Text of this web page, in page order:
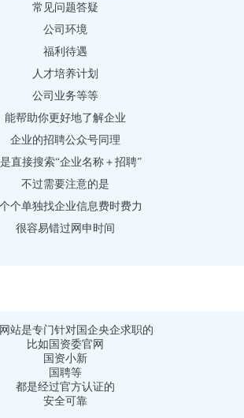
常见问题答疑
公司环境
福利待遇
人才培养计划
公司业务等等
能帮助你更好地了解企业
企业的招聘公众号同理
直接搜索“企业名称＋招聘”
不过需要注意的是
个单独找企业信息费时费力
很容易错过网申时间
站是专门针对国企央企求职的
比如国资委官网
国资小新
国聘等
都是经过官方认证的
安全可靠